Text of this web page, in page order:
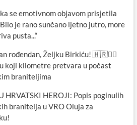
se emotivnom objavom prisjetila
je rano sunčano ljetno jutro, more
pusta...“
rođendan, Željku Birkiću! 🇭🇷🏃‍♂️
koji kilometre pretvara u počast
braniteljima
HRVATSKI HEROJI: Popis poginulih
branitelja u VRO Oluja za